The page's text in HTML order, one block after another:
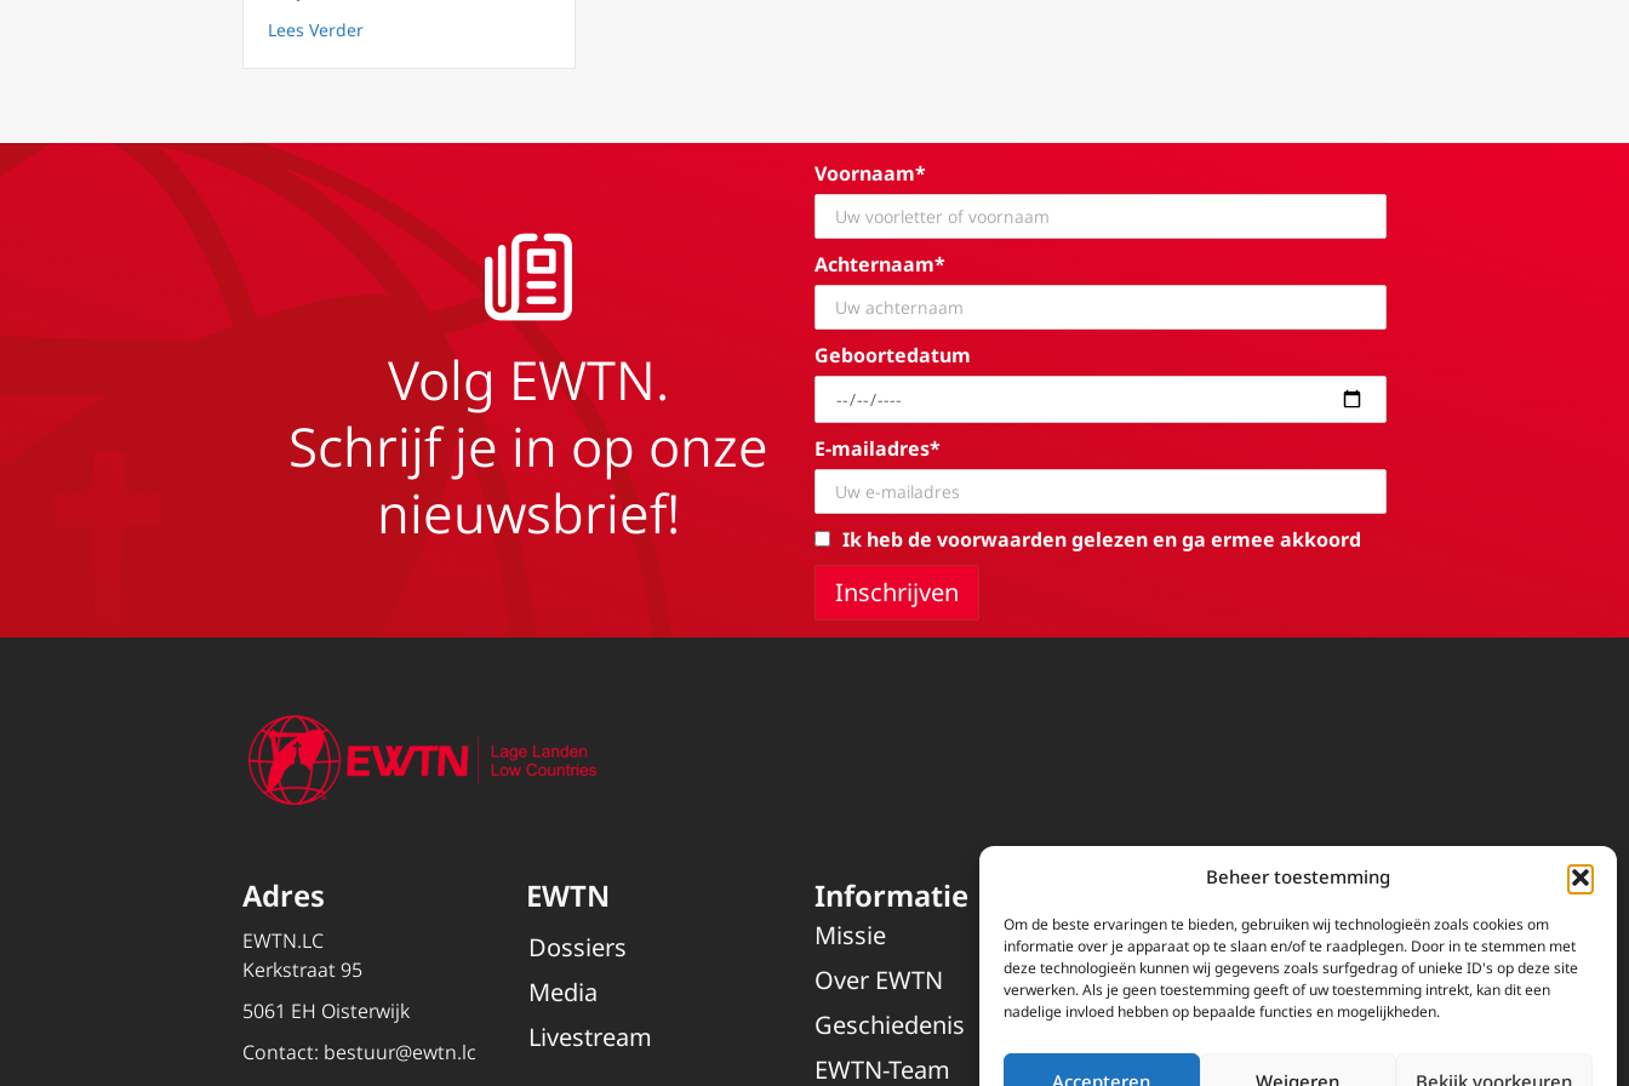
Beheer toestemming
Om de beste ervaringen te bieden, gebruiken wij technologieën zoals cookies om
informatie over je apparaat op te slaan en/of te raadplegen. Door in te stemmen met
deze technologieën kunnen wij gegevens zoals surfgedrag of unieke ID's op deze site
verwerken. Als je geen toestemming geeft of uw toestemming intrekt, kan dit een
nadelige invloed hebben op bepaalde functies en mogelijkheden.
Accepteren Weigeren Bekijk voorkeuren
Lees Verderabout FilioQue 41 Fighting for reality (introductie): de strijd met en in de realiteit
Volg EWTN.
Schrijf je in op onze
nieuwsbrief!
Voornaam*
Achternaam*
Geboortedatum
E-mailadres*
Ik heb de voorwaarden gelezen en ga ermee akkoord
Adres
EWTN.LC
Kerkstraat 95
5061 EH Oisterwijk
Contact: bestuur@ewtn.lc
EWTN
Dossiers
Media
Livestream
Informatie
Missie
Over EWTN
Geschiedenis
EWTN-Team
Doneren
EWTN wordt uitsluitend
gefinancierd door uw donaties.
Wij ontvangen bewust geen
kerkelijke financiele